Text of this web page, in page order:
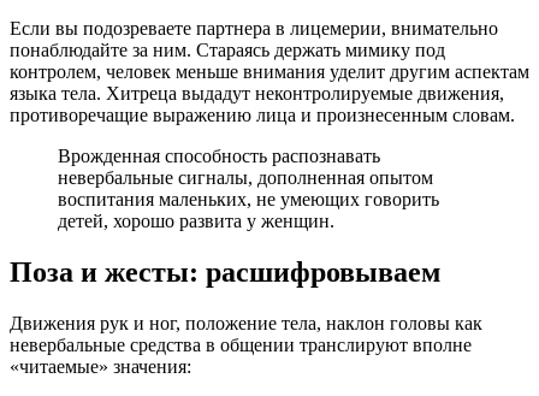
Если вы подозреваете партнера в лицемерии, внимательно
понаблюдайте за ним. Стараясь держать мимику под
контролем, человек меньше внимания уделит другим аспектам
языка тела. Хитреца выдадут неконтролируемые движения,
противоречащие выражению лица и произнесенным словам.
Врожденная способность распознавать
невербальные сигналы, дополненная опытом
воспитания маленьких, не умеющих говорить
детей, хорошо развита у женщин.
Поза и жесты: расшифровываем
Движения рук и ног, положение тела, наклон головы как
невербальные средства в общении транслируют вполне
«читаемые» значения: